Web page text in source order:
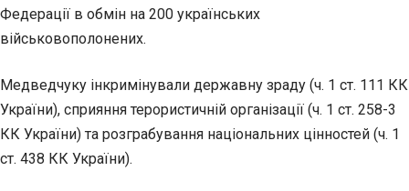
Федерації в обмін на 200 українських
військовополонених.
Медведчуку інкримінували державну зраду (ч. 1 ст. 111 КК
України), сприяння терористичній організації (ч. 1 ст. 258-3
КК України) та розграбування національних цінностей (ч. 1
ст. 438 КК України).